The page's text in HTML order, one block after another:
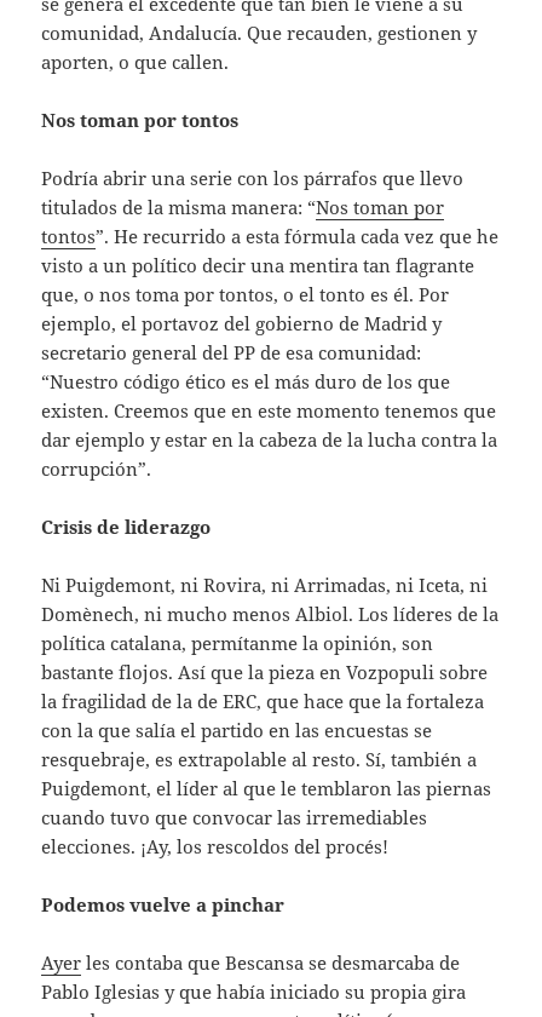
comunidad, Andalucía. Que recauden, gestionen y
aporten, o que callen.
Nos toman por tontos
Podría abrir una serie con los párrafos que llevo
titulados de la misma manera: “Nos toman por
tontos”. He recurrido a esta fórmula cada vez que he
visto a un político decir una mentira tan flagrante
que, o nos toma por tontos, o el tonto es él. Por
ejemplo, el portavoz del gobierno de Madrid y
secretario general del PP de esa comunidad:
“Nuestro código ético es el más duro de los que
existen. Creemos que en este momento tenemos que
dar ejemplo y estar en la cabeza de la lucha contra la
corrupción”.
Crisis de liderazgo
Ni Puigdemont, ni Rovira, ni Arrimadas, ni Iceta, ni
Domènech, ni mucho menos Albiol. Los líderes de la
política catalana, permítanme la opinión, son
bastante flojos. Así que la pieza en Vozpopuli sobre
la fragilidad de la de ERC, que hace que la fortaleza
con la que salía el partido en las encuestas se
resquebraje, es extrapolable al resto. Sí, también a
Puigdemont, el líder al que le temblaron las piernas
cuando tuvo que convocar las irremediables
elecciones. ¡Ay, los rescoldos del procés!
Podemos vuelve a pinchar
Ayer les contaba que Bescansa se desmarcaba de
Pablo Iglesias y que había iniciado su propia gira